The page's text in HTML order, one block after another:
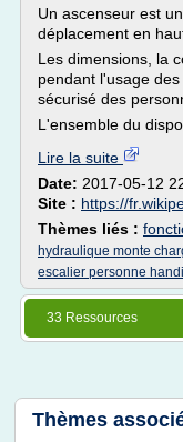
Un ascenseur est
déplacement en
Les dimensions, la
pendant l'usage
sécurisé des
L'ensemble du
Lire la suite
Date: 2017-05-12
Site : https://
Thèmes liés :
hydraulique monte
escalier personne
33 Ressources
Thèmes